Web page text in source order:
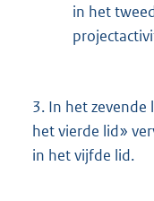
in het
3. In het
het vierde lid»
in het vijfde lid.